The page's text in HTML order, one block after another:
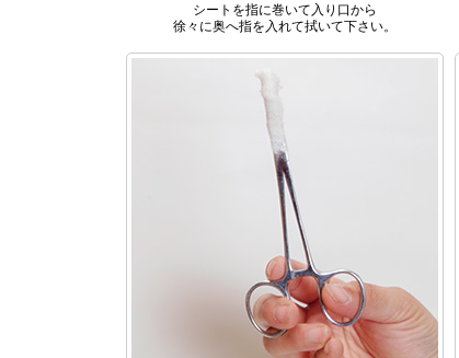
シートを指に巻いて入り口から
徐々に奥へ指を入れて拭いて下さい。